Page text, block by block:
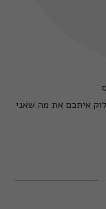
איתכם את מה שאני